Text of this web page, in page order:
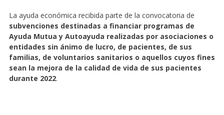
La ayuda económica recibida parte de la convocatoria de
subvenciones destinadas a financiar programas de
Ayuda Mutua y Autoayuda realizadas por asociaciones o
entidades sin ánimo de lucro, de pacientes, de sus
familias, de voluntarios sanitarios o aquellos cuyos fines
sean la mejora de la calidad de vida de sus pacientes
durante 2022.